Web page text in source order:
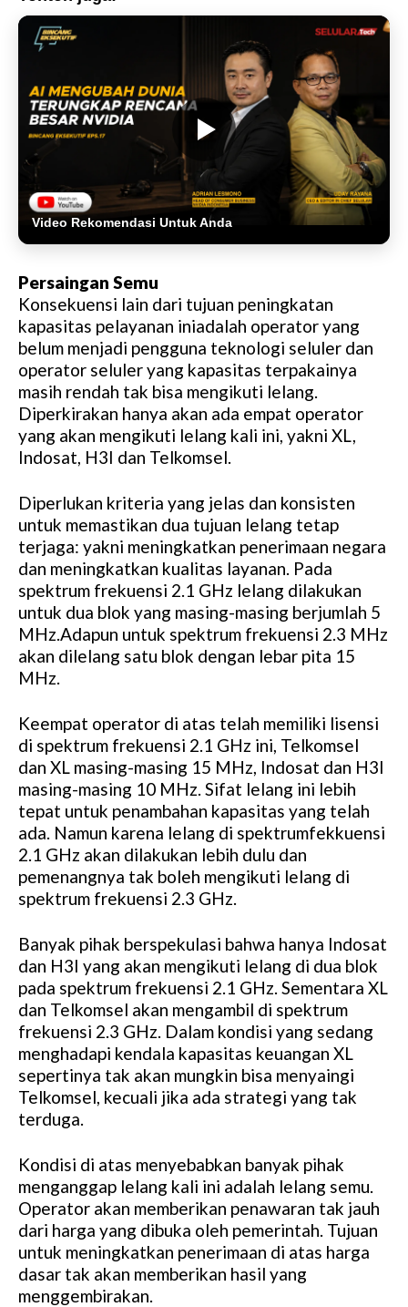
Video Rekomendasi Untuk Anda
Persaingan Semu
Konsekuensi lain dari tujuan peningkatan
kapasitas pelayanan iniadalah operator yang
belum menjadi pengguna teknologi seluler dan
operator seluler yang kapasitas terpakainya
masih rendah tak bisa mengikuti lelang.
Diperkirakan hanya akan ada empat operator
yang akan mengikuti lelang kali ini, yakni XL,
Indosat, H3I dan Telkomsel.
Diperlukan kriteria yang jelas dan konsisten
untuk memastikan dua tujuan lelang tetap
terjaga: yakni meningkatkan penerimaan negara
dan meningkatkan kualitas layanan. Pada
spektrum frekuensi 2.1 GHz lelang dilakukan
untuk dua blok yang masing-masing berjumlah 5
MHz.Adapun untuk spektrum frekuensi 2.3 MHz
akan dilelang satu blok dengan lebar pita 15
MHz.
Keempat operator di atas telah memiliki lisensi
di spektrum frekuensi 2.1 GHz ini, Telkomsel
dan XL masing-masing 15 MHz, Indosat dan H3I
masing-masing 10 MHz. Sifat lelang ini lebih
tepat untuk penambahan kapasitas yang telah
ada. Namun karena lelang di spektrumfekkuensi
2.1 GHz akan dilakukan lebih dulu dan
pemenangnya tak boleh mengikuti lelang di
spektrum frekuensi 2.3 GHz.
Banyak pihak berspekulasi bahwa hanya Indosat
dan H3I yang akan mengikuti lelang di dua blok
pada spektrum frekuensi 2.1 GHz. Sementara XL
dan Telkomsel akan mengambil di spektrum
frekuensi 2.3 GHz. Dalam kondisi yang sedang
menghadapi kendala kapasitas keuangan XL
sepertinya tak akan mungkin bisa menyaingi
Telkomsel, kecuali jika ada strategi yang tak
terduga.
Kondisi di atas menyebabkan banyak pihak
menganggap lelang kali ini adalah lelang semu.
Operator akan memberikan penawaran tak jauh
dari harga yang dibuka oleh pemerintah. Tujuan
untuk meningkatkan penerimaan di atas harga
dasar tak akan memberikan hasil yang
menggembirakan.